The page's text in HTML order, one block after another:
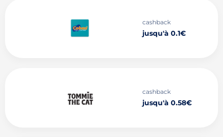
cashback
jusqu'à 0.1€
cashback
jusqu'à 0.58€